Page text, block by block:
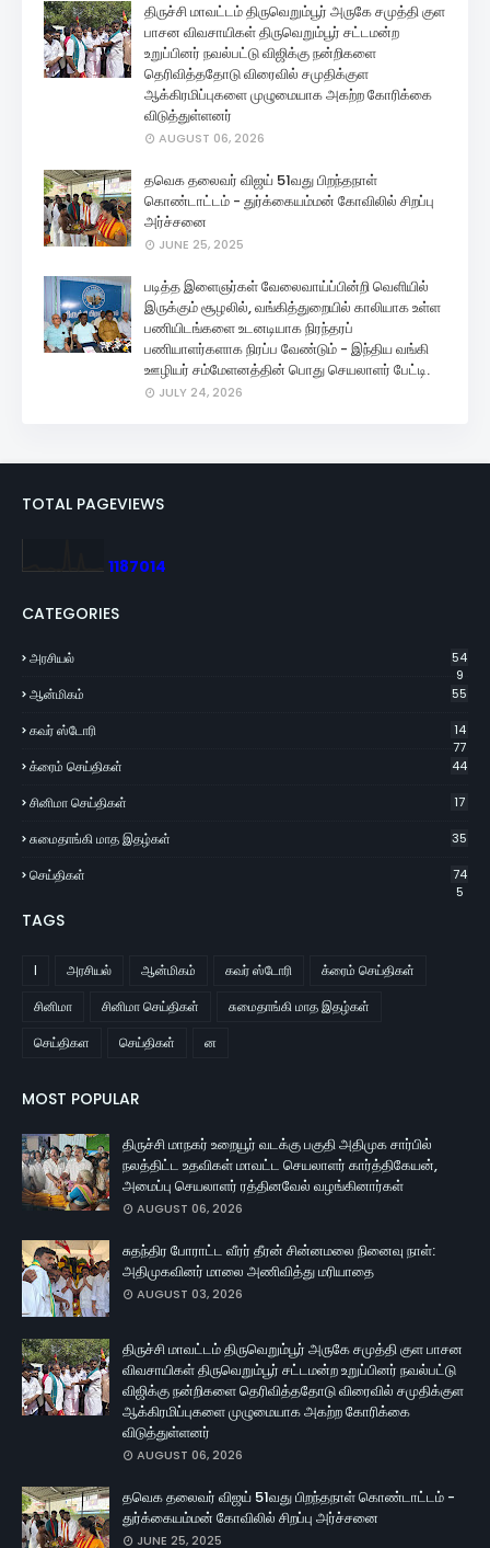
திருச்சி மாவட்டம் திருவெறும்பூர் அருகே சமுத்தி குள
பாசன விவசாயிகள் திருவெறும்பூர் சட்டமன்ற
உறுப்பினர் நவல்பட்டு விஜிக்கு நன்றிகளை
தெரிவித்ததோடு விரைவில் சமுதிக்குள
ஆக்கிரமிப்புகளை முழுமையாக அகற்ற கோரிக்கை
விடுத்துள்ளனர்
AUGUST 06, 2026
தவெக தலைவர் விஜய் 51வது பிறந்தநாள்
கொண்டாட்டம் - துர்க்கையம்மன் கோவிலில் சிறப்பு
அர்ச்சனை
JUNE 25, 2025
படித்த இளைஞர்கள் வேலைவாய்ப்பின்றி வெளியில்
இருக்கும் சூழலில், வங்கித்துறையில் காலியாக உள்ள
பணியிடங்களை உடனடியாக நிரந்தரப்
பணியாளர்களாக நிரப்ப வேண்டும் - இந்திய வங்கி
ஊழியர் சம்மேளனத்தின் பொது செயலாளர் பேட்டி.
JULY 24, 2026
TOTAL PAGEVIEWS
1187014
CATEGORIES
அரசியல்
54
9
ஆன்மிகம் 55
கவர் ஸ்டோரி
14
77
க்ரைம் செய்திகள் 44
சினிமா செய்திகள் 17
சுமைதாங்கி மாத இதழ்கள் 35
செய்திகள்
74
5
TAGS
l அரசியல் ஆன்மிகம் கவர் ஸ்டோரி
க்ரைம் செய்திகள்
சினிமா
சினிமா செய்திகள்
சுமைதாங்கி மாத இதழ்கள்
செய்திகள
செய்திகள் ன
MOST POPULAR
திருச்சி மாநகர் உறையூர் வடக்கு பகுதி அதிமுக சார்பில்
நலத்திட்ட உதவிகள் மாவட்ட செயலாளர் கார்த்திகேயன்,
அமைப்பு செயலாளர் ரத்தினவேல் வழங்கினார்கள்
AUGUST 06, 2026
சுதந்திர போராட்ட வீரர் தீரன் சின்னமலை நினைவு நாள்:
அதிமுகவினர் மாலை அணிவித்து மரியாதை
AUGUST 03, 2026
திருச்சி மாவட்டம் திருவெறும்பூர் அருகே சமுத்தி குள பாசன
விவசாயிகள் திருவெறும்பூர் சட்டமன்ற உறுப்பினர் நவல்பட்டு
விஜிக்கு நன்றிகளை தெரிவித்ததோடு விரைவில் சமுதிக்குள
ஆக்கிரமிப்புகளை முழுமையாக அகற்ற கோரிக்கை
விடுத்துள்ளனர்
AUGUST 06, 2026
தவெக தலைவர் விஜய் 51வது பிறந்தநாள் கொண்டாட்டம் -
துர்க்கையம்மன் கோவிலில் சிறப்பு அர்ச்சனை
JUNE 25, 2025